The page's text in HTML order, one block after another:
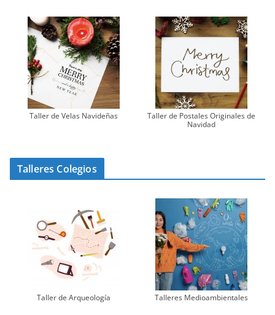
Taller de Velas Navideñas
Taller de Postales Originales de
Navidad
Talleres Colegios
Taller de Arqueología Talleres Medioambientales